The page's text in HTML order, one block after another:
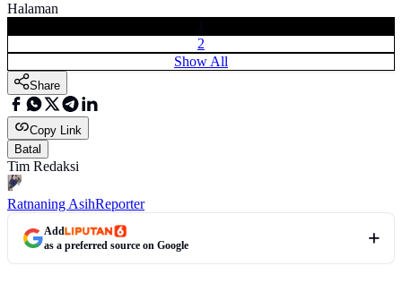
Halaman
2
Show All
Share
Copy Link
Batal
Tim Redaksi
Ratnaning AsihReporter
Add
as a preferred source on Google